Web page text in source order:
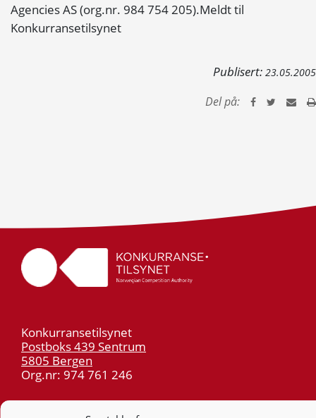
Agencies AS (org.nr. 984 754 205).Meldt til
Konkurransetilsynet
Publisert: 23.05.2005
Del på:
Konkurransetilsynet
Postboks 439 Sentrum
5805 Bergen
Org.nr: 974 761 246
55 59 75 00